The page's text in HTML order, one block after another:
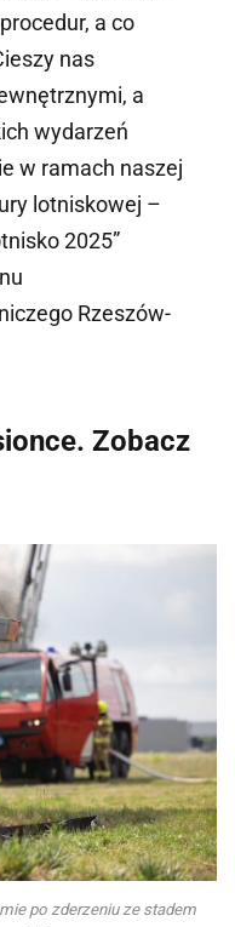
a co
nas
a
wydarzeń
w ramach naszej
lotniskowej –
2025”
Rzeszów-
Zobacz
po zderzeniu ze stadem